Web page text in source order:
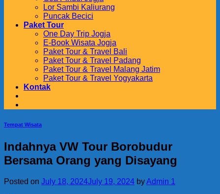
Lor Sambi Kaliurang
Puncak Becici
Paket Tour
One Day Trip Jogja
E-Book Wisata Jogja
Paket Tour & Travel Bali
Paket Tour & Travel Padang
Paket Tour & Travel Malang Jatim
Paket Tour & Travel Yogyakarta
Kontak
Tempat Wisata
Indahnya VW Tour Borobudur
Bersama Orang yang Disayang
Posted on July 18, 2024July 19, 2024 byAdmin 1